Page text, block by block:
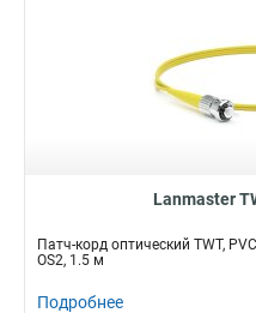
Lanmaster
Патч-корд оптический TWT,
OS2, 1.5 м
Подробнее